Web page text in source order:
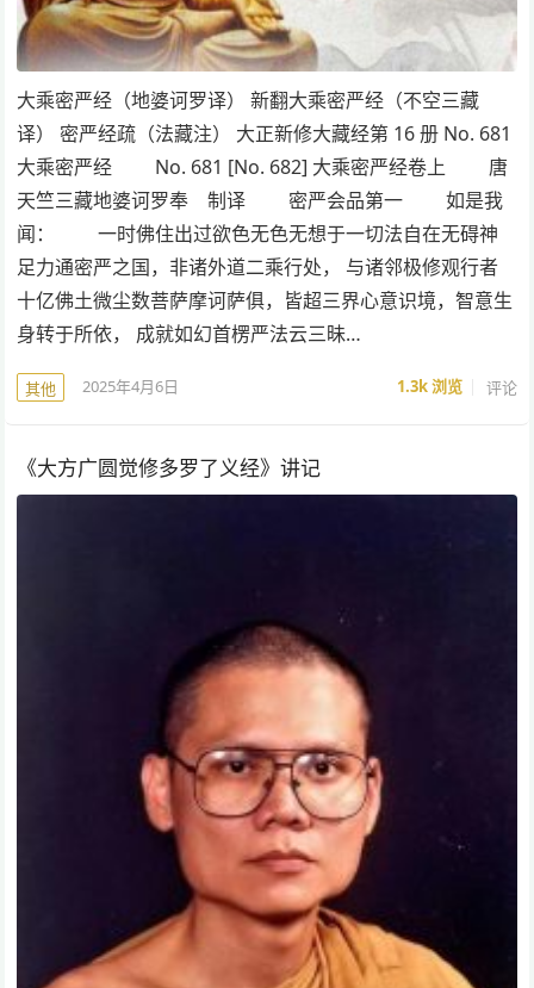
大乘密严经（地婆诃罗译） 新翻大乘密严经（不空三藏
译） 密严经疏（法藏注） 大正新修大藏经第 16 册 No. 681
大乘密严经 No. 681 [No. 682] 大乘密严经卷上 唐
天竺三藏地婆诃罗奉 制译 密严会品第一 如是我
闻： 一时佛住出过欲色无色无想于一切法自在无碍神
足力通密严之国，非诸外道二乘行处， 与诸邻极修观行者
十亿佛土微尘数菩萨摩诃萨俱，皆超三界心意识境，智意生
身转于所依， 成就如幻首楞严法云三昧…
其他 2025年4月6日 1.3k浏览 评论
《大方广圆觉修多罗了义经》讲记